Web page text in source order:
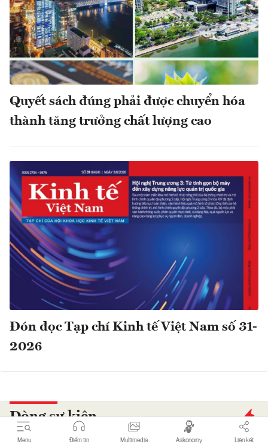
Menu Điểm tin Multimedia Askonomy Liên kết
Dòng sự kiện
Quyết sách đúng phải được chuyển hóa
thành tăng trưởng chất lượng cao
Đón đọc Tạp chí Kinh tế Việt Nam số 31-
2026